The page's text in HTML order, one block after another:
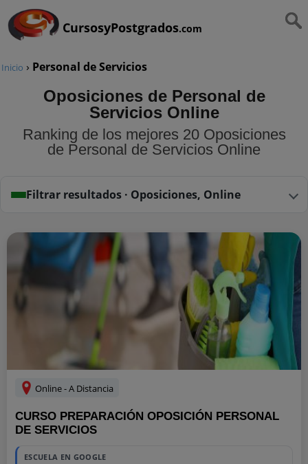
CursosyPostgrados.com
Inicio › Personal de Servicios
Oposiciones de Personal de
Servicios Online
Ranking de los mejores 20 Oposiciones
de Personal de Servicios Online
Filtrar resultados · Oposiciones, Online
Online - A Distancia
CURSO PREPARACIÓN OPOSICIÓN PERSONAL
DE SERVICIOS
ESCUELA EN GOOGLE